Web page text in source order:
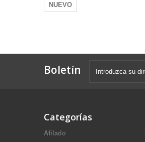
NUEVO
Boletín
Categorías
Afilado